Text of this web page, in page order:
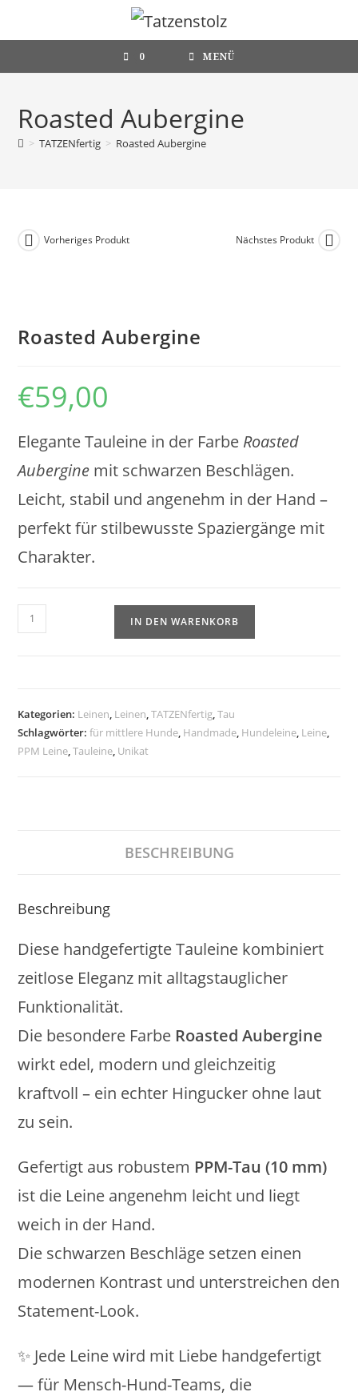
0 MENÜ
Roasted Aubergine
> TATZENfertig > Roasted Aubergine
Vorheriges Produkt Nächstes Produkt
Roasted Aubergine
€59,00
Elegante Tauleine in der Farbe Roasted
Aubergine mit schwarzen Beschlägen.
Leicht, stabil und angenehm in der Hand –
perfekt für stilbewusste Spaziergänge mit
Charakter.
Roasted
Aubergine
IN DEN WARENKORB
Kategorien: Leinen, Leinen,TATZENfertig,Tau
Schlagwörter:für mittlere Hunde, Handmade, Hundeleine, Leine,
PPM Leine,Tauleine, Unikat
BESCHREIBUNG
Beschreibung
Diese handgefertigte Tauleine kombiniert
zeitlose Eleganz mit alltagstauglicher
Funktionalität.
Die besondere Farbe Roasted Aubergine
wirkt edel, modern und gleichzeitig
kraftvoll – ein echter Hingucker ohne laut
zu sein.
Gefertigt aus robustem PPM-Tau (10 mm)
ist die Leine angenehm leicht und liegt
weich in der Hand.
Die schwarzen Beschläge setzen einen
modernen Kontrast und unterstreichen den
Statement-Look.
✨ Jede Leine wird mit Liebe handgefertigt
— für Mensch-Hund-Teams, die